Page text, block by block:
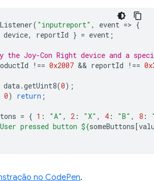
( "inputreport" , event => {
device, reportId } = event ;
the Joy-Con Right device and a
!== 0x2007 && reportId !==
data.getUint8(0);
0) return ;
= { 1 : "A" , 2 : "X" , 4 : "B" , 8 :
pressed button ${someButtons[
no CodePen.